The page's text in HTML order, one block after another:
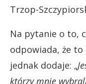
Trzop-
Na pytanie o to,
odpowiada, że
jednak dodaje: „
którzy mnie